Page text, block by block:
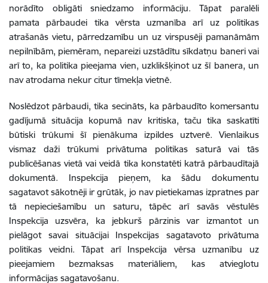
norādīto obligāti sniedzamo informāciju. Tāpat paralēli
pamata pārbaudei tika vērsta uzmanība arī uz politikas
atrašanās vietu, pārredzamību un uz virspusēji pamanāmām
nepilnībām, piemēram, nepareizi uzstādītu sīkdatņu baneri vai
arī to, ka politika pieejama vien, uzklikšķinot uz šī banera, un
nav atrodama nekur citur tīmekļa vietnē.
Noslēdzot pārbaudi, tika secināts, ka pārbaudīto komersantu
gadījumā situācija kopumā nav kritiska, taču tika saskatīti
būtiski trūkumi šī pienākuma izpildes uztverē. Vienlaikus
vismaz daži trūkumi privātuma politikas saturā vai tās
publicēšanas vietā vai veidā tika konstatēti katrā pārbaudītajā
dokumentā. Inspekcija pieņem, ka šādu dokumentu
sagatavot sākotnēji ir grūtāk, jo nav pietiekamas izpratnes par
tā nepieciešamību un saturu, tāpēc arī savās vēstulēs
Inspekcija uzsvēra, ka jebkurš pārzinis var izmantot un
pielāgot savai situācijai Inspekcijas sagatavoto privātuma
politikas veidni. Tāpat arī Inspekcija vērsa uzmanību uz
pieejamiem bezmaksas materiāliem, kas atvieglotu
informācijas sagatavošanu.